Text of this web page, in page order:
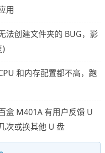
用
法创建文件夹的 BUG，影
)
和内存配置都不高，跑
盒 M401A 有用户反馈 U
次或换其他 U 盘